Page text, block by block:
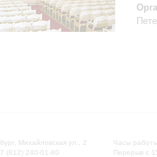
Михайловская ул., 2
(812) 240-01-80
Часы
Перерыв с